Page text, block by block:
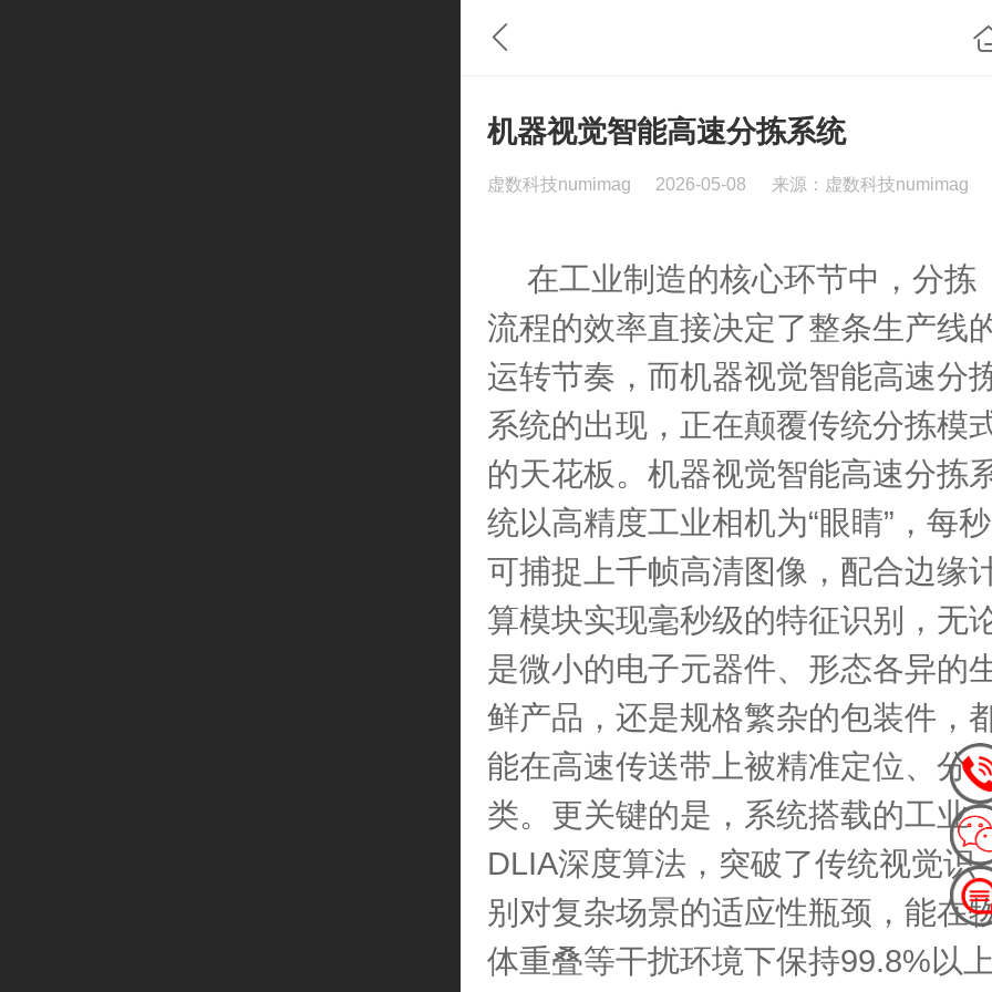
机器视觉智能高速分拣系统
虚数科技numimag 2026-05-08 来源：虚数科技numimag
在工业制造的核心环节中，分拣
流程的效率直接决定了整条生产线
运转节奏，而机器视觉智能高速分
系统的出现，正在颠覆传统分拣模
的天花板。机器视觉智能高速分拣
统以高精度工业相机为“眼睛”，每秒
可捕捉上千帧高清图像，配合边缘
算模块实现毫秒级的特征识别，无
是微小的电子元器件、形态各异的
鲜产品，还是规格繁杂的包装件，
能在高速传送带上被精准定位、分
类。更关键的是，系统搭载的工业
DLIA深度算法，突破了传统视觉识
别对复杂场景的适应性瓶颈，能在
体重叠等干扰环境下保持99.8%以上